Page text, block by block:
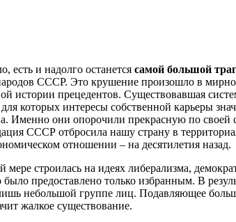
есть и надолго останется самой большой
СССР. Это крушение произошло в
истории прецедентов. Существовавшая
которых интересы собственной карьеры
Именно они опорочили прекрасную по своей
СССР отбросила нашу страну в
отношении – на десятилетия назад.
мере строилась на идеях либерализма,
предоставлено только избранным. В
небольшой группе лиц. Подавляющее
жалкое существование.